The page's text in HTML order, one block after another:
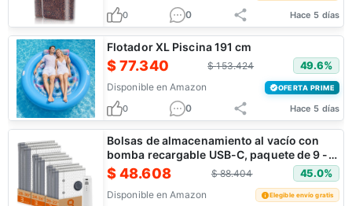
0 0 Hace 5 días
Flotador XL Piscina 191 cm
$77.340 $153.424 49.6%
Disponible en Amazon OFERTA PRIME
0 0 Hace 5 días
Bolsas de almacenamiento al vacío con
bomba recargable USB-C, paquete de 9 -
¡CUPÓN!
$48.608 $88.404 45.0%
Disponible en Amazon Elegible envío gratis